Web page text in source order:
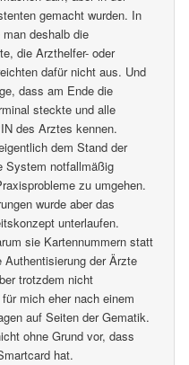
gemacht wurden. In
deshalb die
die Arzthelfer- oder
dafür nicht aus. Und
dass am Ende die
steckte und alle
des Arztes kennen.
dem Stand der
System notfallmäßig
zu umgehen.
wurde aber das
unterlaufen.
sie Kartennummern statt
der Ärzte
trotzdem nicht
mich eher nach einem
auf Seiten der Gematik.
ohne Grund vor, dass
hat.